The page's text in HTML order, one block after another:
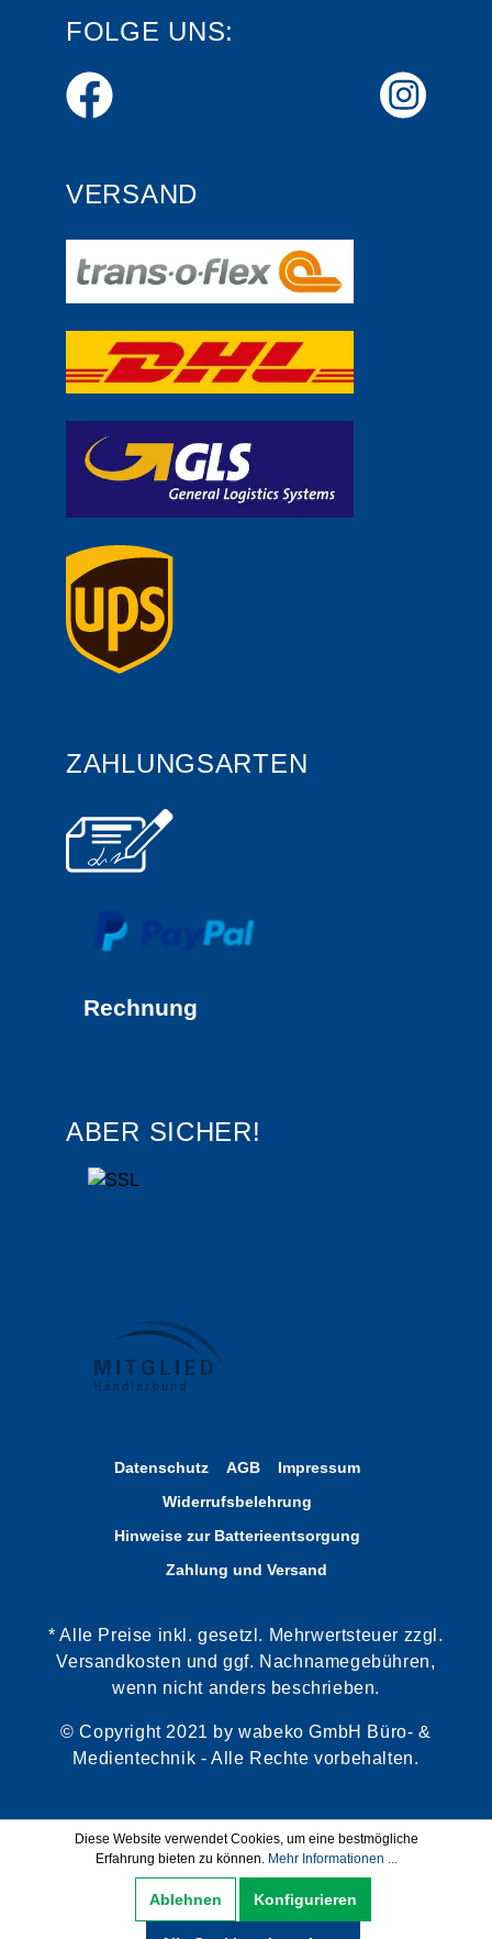
FOLGE UNS:
VERSAND
ZAHLUNGSARTEN
Rechnung
ABER SICHER!
Datenschutz AGB
Impressum
Widerrufsbelehrung
Hinweise zur Batterieentsorgung
Zahlung und Versand
* Alle Preise inkl. gesetzl. Mehrwertsteuer zzgl.
Versandkosten und ggf. Nachnamegebühren,
wenn nicht anders beschrieben.
© Copyright 2021 by wabeko GmbH Büro- &
Medientechnik - Alle Rechte vorbehalten.
Diese Website verwendet Cookies, um eine bestmögliche
Erfahrung bieten zu können. Mehr Informationen ...
Ablehnen Konfigurieren